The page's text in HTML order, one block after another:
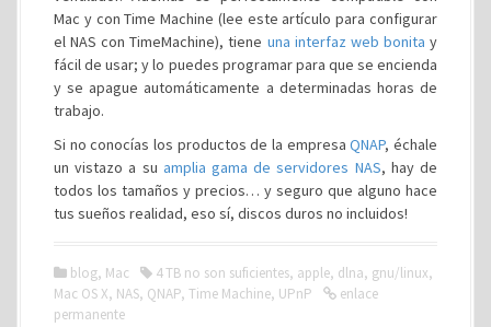
Mac y con Time Machine (lee este artículo para configurar
el NAS con TimeMachine), tiene una interfaz web bonita y
fácil de usar; y lo puedes programar para que se encienda
y se apague automáticamente a determinadas horas de
trabajo.
Si no conocías los productos de la empresaQNAP, échale
un vistazo a su amplia gama de servidores NAS, hay de
todos los tamaños y precios… y seguro que alguno hace
tus sueños realidad, eso sí, discos duros no incluidos!
blog, Mac 4 TB no son suficientes, apple, dlna, gnu/linux,
Mac OS X, NAS, QNAP, Time Machine, UPnP
enlace
permanente